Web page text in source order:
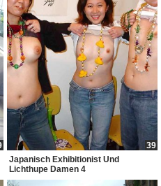
39
Japanisch Exhibitionist Und
Lichthupe Damen 4